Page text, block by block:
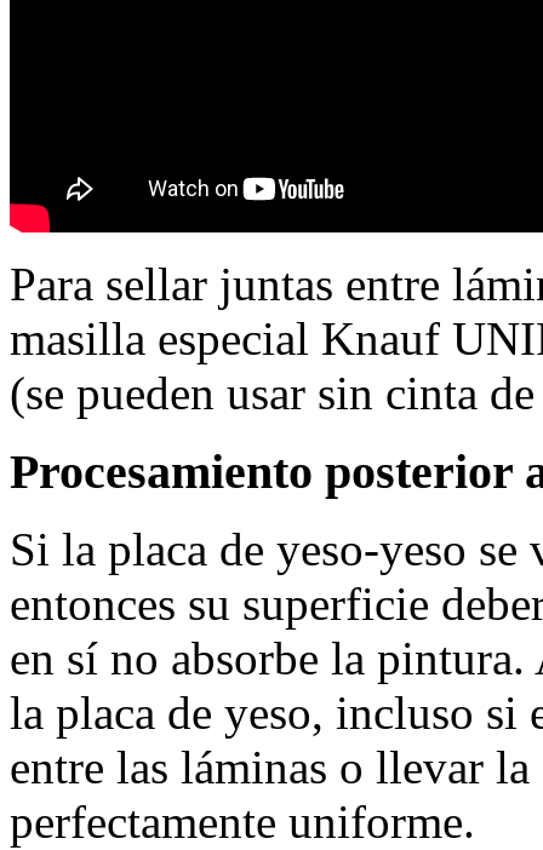
Para sellar juntas entre
masilla especial Knauf
(se pueden usar sin cinta
Procesamiento posterior
Si la placa de yeso-yeso
entonces su superficie
en sí no absorbe la
la placa de yeso, incluso si
entre las láminas o llevar
perfectamente uniforme.